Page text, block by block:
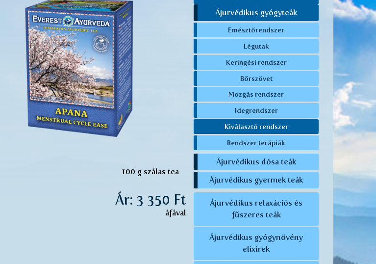
100 g szálas tea
Ár: 3 350 Ft
áfával
Ájurvédikus gyógyteák
Emésztőrendszer
Légutak
Keringési rendszer
Bőrszövet
Mozgás rendszer
Idegrendszer
Kiválasztó rendszer
Rendszer terápiák
Ájurvédikus dósa teák
Ájurvédikus gyermek teák
Ájurvédikus relaxációs és
fűszeres teák
Ájurvédikus gyógynövény
elixírek